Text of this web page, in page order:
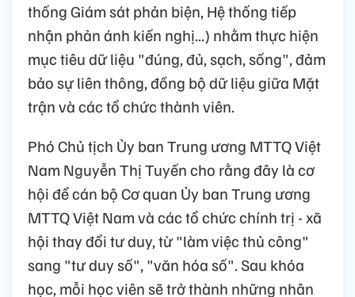
thống Giám sát phản biện, Hệ thống tiếp
nhận phản ánh kiến nghị...) nhằm thực hiện
mục tiêu dữ liệu "đúng, đủ, sạch, sống", đảm
bảo sự liên thông, đồng bộ dữ liệu giữa Mặt
trận và các tổ chức thành viên.
Phó Chủ tịch Ủy ban Trung ương MTTQ Việt
Nam Nguyễn Thị Tuyến cho rằng đây là cơ
hội để cán bộ Cơ quan Ủy ban Trung ương
MTTQ Việt Nam và các tổ chức chính trị - xã
hội thay đổi tư duy, từ "làm việc thủ công"
sang "tư duy số", "văn hóa số". Sau khóa
học, mỗi học viên sẽ trở thành những nhân